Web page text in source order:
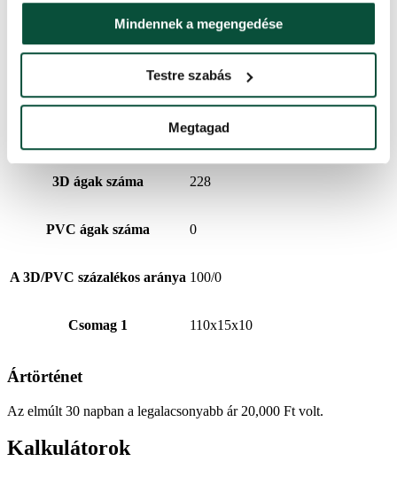
Mindennek a megengedése
Testre szabás
Megtagad
Ágak teljes száma 228
Sűrű
3D ágak száma 228
PVC ágak száma 0
A 3D/PVC százalékos aránya 100/0
Csomag 1 110x15x10
Ártörténet
Az elmúlt 30 napban a legalacsonyabb ár 20,000 Ft volt.
Kalkulátorok